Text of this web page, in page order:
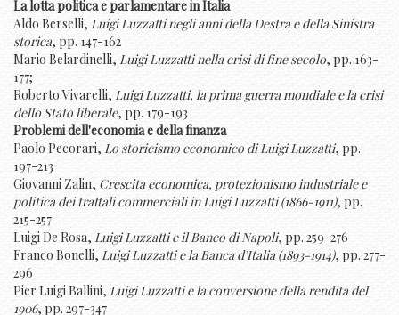
La lotta politica e parlamentare in Italia
Aldo Berselli, Luigi Luzzatti negli anni della Destra e della Sinistra
storica, pp. 147-162
Mario Belardinelli, Luigi Luzzatti nella crisi di fine secolo, pp. 163-
177;
Roberto Vivarelli, Luigi Luzzatti, la prima guerra mondiale e la crisi
dello Stato liberale, pp. 179-193
Problemi dell'economia e della finanza
Paolo Pecorari, Lo storicismo economico di Luigi Luzzatti, pp.
197-213
Giovanni Zalin, Crescita economica, protezionismo industriale e
politica dei trattali commerciali in Luigi Luzzatti (1866-1911), pp.
215-257
Luigi De Rosa, Luigi Luzzatti e il Banco di Napoli, pp. 259-276
Franco Bonelli, Luigi Luzzatti e la Banca d’Italia (1893-1914), pp. 277-
296
Pier Luigi Ballini, Luigi Luzzatti e la conversione della rendita del
1906, pp. 297-347